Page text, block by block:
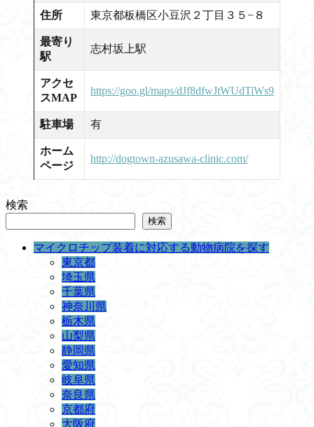
住所 東京都板橋区小豆沢２丁目３５−８
最寄り
駅
志村坂上駅
アクセ
スMAP
https://goo.gl/maps/dJf8dfwJtWUdTiWs9
駐車場 有
ホーム
ページ
http://dogtown-azusawa-clinic.com/
検索
検索
マイクロチップ装着に対応する動物病院を探す
東京都
埼玉県
千葉県
神奈川県
栃木県
山梨県
静岡県
愛知県
岐阜県
奈良県
京都府
大阪府